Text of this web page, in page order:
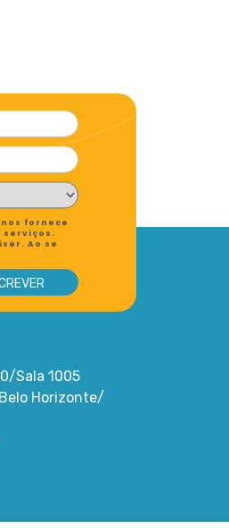
fornece
serviços.
Ao se
Sala 1005
Belo Horizonte/